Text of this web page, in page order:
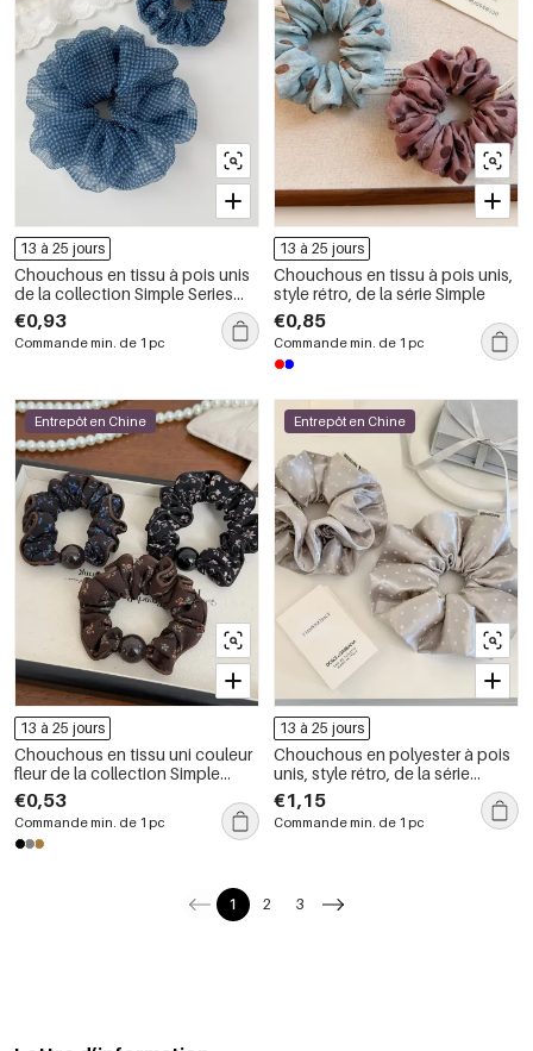
13 à 25 jours
Chouchous en tissu à pois unis
de la collection Simple Series
Daily
€0,93
Commande min. de 1 pc
13 à 25 jours
Chouchous en tissu à pois unis,
style rétro, de la série Simple
€0,85
Commande min. de 1 pc
Entrepôt en Chine
13 à 25 jours
Chouchous en tissu uni couleur
fleur de la collection Simple
Series Daily
€0,53
Commande min. de 1 pc
Entrepôt en Chine
13 à 25 jours
Chouchous en polyester à pois
unis, style rétro, de la série
Simple
€1,15
Commande min. de 1 pc
1 2 3